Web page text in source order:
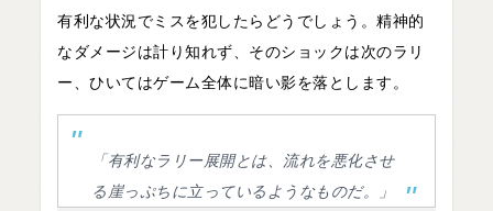
有利な状況でミスを犯したらどうでしょう。精神的
なダメージは計り知れず、そのショックは次のラリ
ー、ひいてはゲーム全体に暗い影を落とします。
「有利なラリー展開とは、流れを悪化させ
る崖っぷちに立っているようなものだ。」